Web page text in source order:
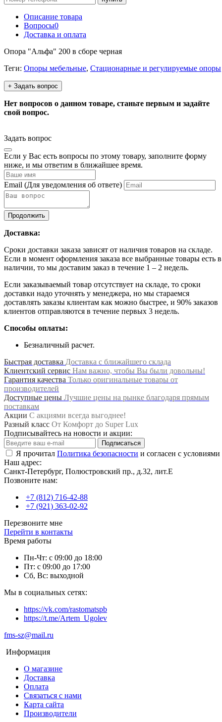
Описание товара
Вопросы0
Доставка и оплата
Опора "Альфа" 200 в сборе черная
Теги: Опоры мебельные, Стационарные и регулируемые опоры
+ Задать вопрос
Нет вопросов о данном товаре, станьте первым и задайте
свой вопрос.
Задать вопрос
Если у Вас есть вопросы по этому товару, заполните форму
ниже, и мы ответим в ближайшее время.
Email (Для уведомления об ответе)
Продолжить
Доставка:
Сроки доставки заказа зависят от наличия товаров на складе.
Если в момент оформления заказа все выбранные товары есть в
наличии, то мы доставим заказ в течение 1 – 2 недель.
Если заказываемый товар отсутствует на складе, то сроки
доставки надо уточнять у менеджера, но мы стараемся
доставлять заказы клиентам как можно быстрее, и 90% заказов
клиентов отправляются в течение первых 3 недель.
Способы оплаты:
Безналичный расчет.
Быстрая доставка Доставка с ближайшего склада
Клиентский сервис Нам важно, чтобы Вы были довольны!
Гарантия качества Только оригинальные товары от
производителей
Доступные цены Лучшие цены на рынке благодаря прямым
поставкам
Акции С акциями всегда выгоднее!
Разный класс От Комфорт до Super Lux
Подписывайтесь на новости и акции:
Подписаться
Я прочитал Политика безопасности и согласен с условиями
Наш адрес:
Санкт-Петербург, Полюстровский пр., д.32, лит.Е
Позвоните нам:
+7 (812) 716-42-88
+7 (921) 363-02-92
Перезвоните мне
Перейти в контакты
Время работы
Пн-Чт: с 09:00 до 18:00
Пт: с 09:00 до 17:00
Сб, Вс: выходной
Мы в социальных сетях:
https://vk.com/rastomatspb
https://t.me/Artem_Ugolev
fms-sz@mail.ru
Информация
О магазине
Доставка
Оплата
Связаться с нами
Карта сайта
Производители